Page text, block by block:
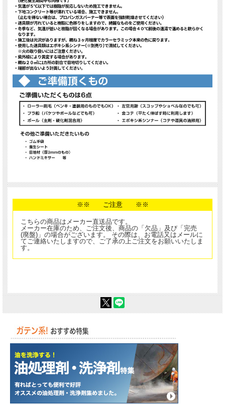
※※ ご注意 ※※
こちらの商品はメーカー直送品です。
メーカー在庫のため、ご注文後、商品の「欠品」及び「完売
(廃盤)」の場合がございます。 その際は、お電話又はメールに
てご連絡いたしますので、ご了承の上ご注文をお願いいたしま
す。